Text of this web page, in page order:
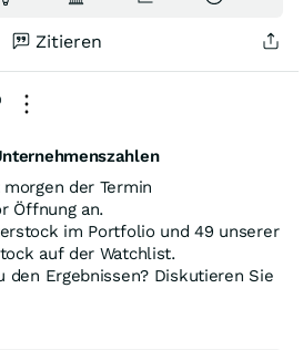
Zitieren
der Termin
Öffnung an.
im Portfolio und 49 unserer
auf der Watchlist.
den Ergebnissen? Diskutieren Sie